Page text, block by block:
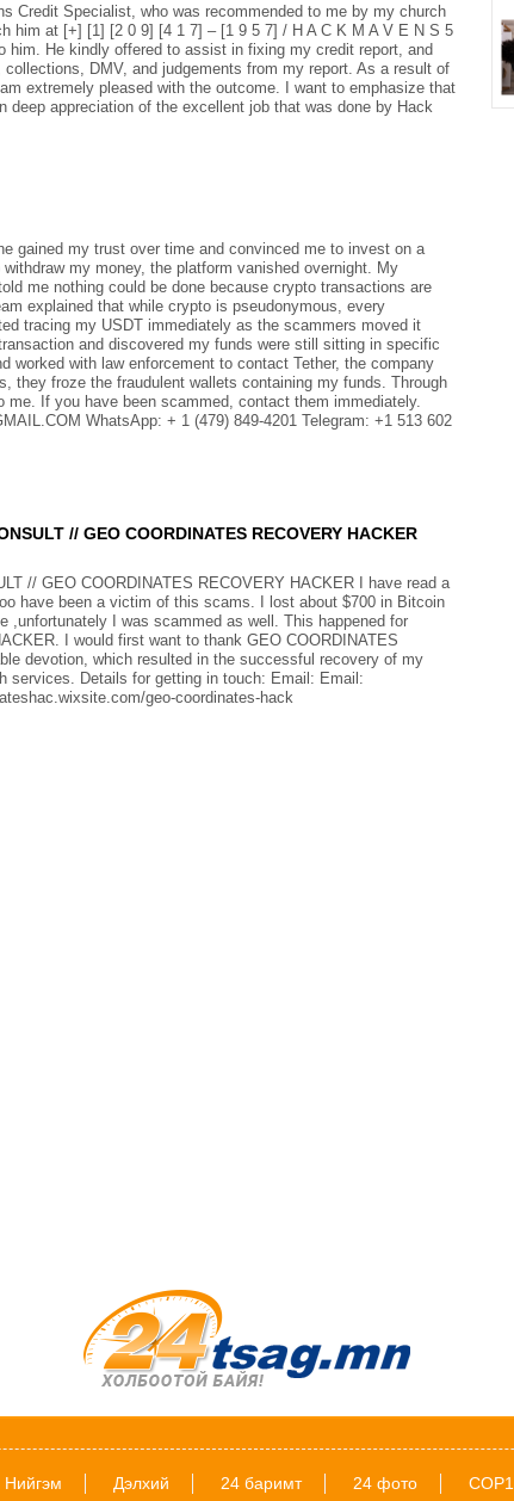
Credit Specialist, who was recommended to me by my church
him at [+] [1] [2 0 9] [4 1 7] – [1 9 5 7] / H A C K M A V E N S 5
him. He kindly offered to assist in fixing my credit report, and
DMV, and judgements from my report. As a result of
extremely pleased with the outcome. I want to emphasize that
appreciation of the excellent job that was done by Hack
gained my trust over time and convinced me to invest on a
my money, the platform vanished overnight. My
me nothing could be done because crypto transactions are
explained that while crypto is pseudonymous, every
tracing my USDT immediately as the scammers moved it
and discovered my funds were still sitting in specific
worked with law enforcement to contact Tether, the company
they froze the fraudulent wallets containing my funds. Through
If you have been scammed, contact them immediately.
WhatsApp: + 1 (479) 849-4201 Telegram: ‪+1 513 602
// GEO COORDINATES RECOVERY HACKER
// GEO COORDINATES RECOVERY HACKER I have read a
have been a victim of this scams. I lost about $700 in Bitcoin
,unfortunately I was scammed as well. This happened for
I would first want to thank GEO COORDINATES
devotion, which resulted in the successful recovery of my
services. Details for getting in touch: Email: Email:
geo-coordinates-hack
Нийгэм Дэлхий 24 баримт 24 фото